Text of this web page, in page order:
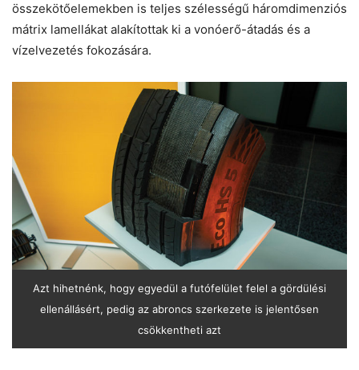
összekötőelemekben is teljes szélességű háromdimenziós
mátrix lamellákat alakítottak ki a vonóerő-átadás és a
vízelvezetés fokozására.
Azt hihetnénk, hogy egyedül a futófelület felel a gördülési
ellenállásért, pedig az abroncs szerkezete is jelentősen
csökkentheti azt